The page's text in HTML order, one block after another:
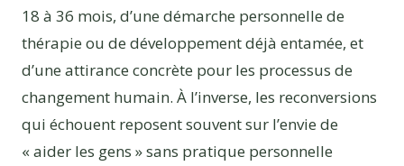
18 à 36 mois, d’une démarche personnelle de
thérapie ou de développement déjà entamée, et
d’une attirance concrète pour les processus de
changement humain. À l’inverse, les reconversions
qui échouent reposent souvent sur l’envie de
« aider les gens » sans pratique personnelle